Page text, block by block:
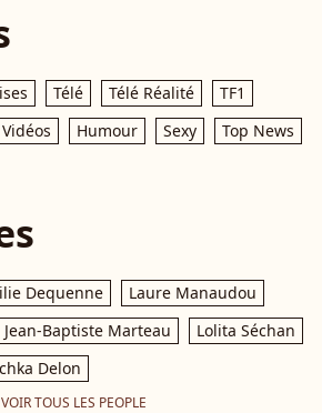
Télé Télé Réalité
TF1
Vidéos Humour Sexy Top News
Dequenne
Laure Manaudou
Jean-Baptiste Marteau
Lolita Séchan
Delon
VOIR TOUS LES PEOPLE